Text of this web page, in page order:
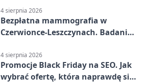
4 sierpnia 2026
Bezpłatna mammografia w
Czerwionce-Leszczynach. Badania
4 sierpnia 2026
Promocje Black Friday na SEO. Jak
wybrać ofertę, która naprawdę się